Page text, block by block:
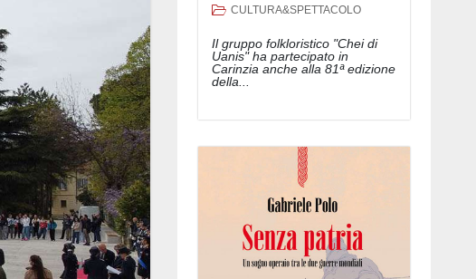
CULTURA&SPETTACOLO
Il gruppo folkloristico "Chei di
Uanis" ha partecipato in
Carinzia anche alla 81ª edizione
della...